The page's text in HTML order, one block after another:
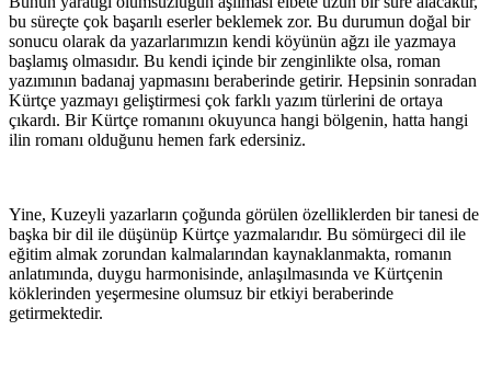
bu süreçte çok başarılı eserler beklemek zor. Bu durumun doğal bir
sonucu olarak da yazarlarımızın kendi köyünün ağzı ile yazmaya
başlamış olmasıdır. Bu kendi içinde bir zenginlikte olsa, roman
yazımının badanaj yapmasını beraberinde getirir. Hepsinin sonradan
Kürtçe yazmayı geliştirmesi çok farklı yazım türlerini de ortaya
çıkardı. Bir Kürtçe romanını okuyunca hangi bölgenin, hatta hangi
ilin romanı olduğunu hemen fark edersiniz.
Yine, Kuzeyli yazarların çoğunda görülen özelliklerden bir tanesi de
başka bir dil ile düşünüp Kürtçe yazmalarıdır. Bu sömürgeci dil ile
eğitim almak zorundan kalmalarından kaynaklanmakta, romanın
anlatımında, duygu harmonisinde, anlaşılmasında ve Kürtçenin
köklerinden yeşermesine olumsuz bir etkiyi beraberinde
getirmektedir.